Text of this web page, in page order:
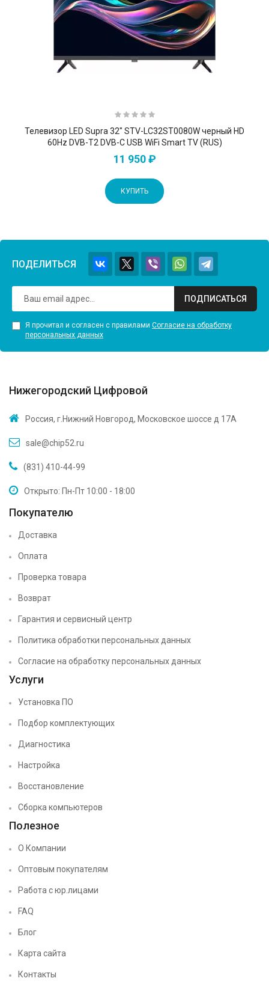
Телевизор LED Supra 32" STV-LC32ST0080W черный HD
60Hz DVB-T2 DVB-C USB WiFi Smart TV (RUS)
11 950 ₽
КУПИТЬ
ПОДЕЛИТЬСЯ
ПОДПИСАТЬСЯ
Я прочитал и согласен с правилами Согласие на обработку
персональных данных
Нижегородский Цифровой
Россия, г.Нижний Новгород, Московское шоссе д 17А
sale@chip52.ru
(831) 410-44-99
Открыто: Пн-Пт 10:00 - 18:00
Покупателю
Доставка
Оплата
Проверка товара
Возврат
Гарантия и сервисный центр
Политика обработки персональных данных
Согласие на обработку персональных данных
Услуги
Установка ПО
Подбор комплектующих
Диагностика
Настройка
Восстановление
Сборка компьютеров
Полезное
О Компании
Оптовым покупателям
Работа с юр.лицами
FAQ
Блог
Карта сайта
Контакты